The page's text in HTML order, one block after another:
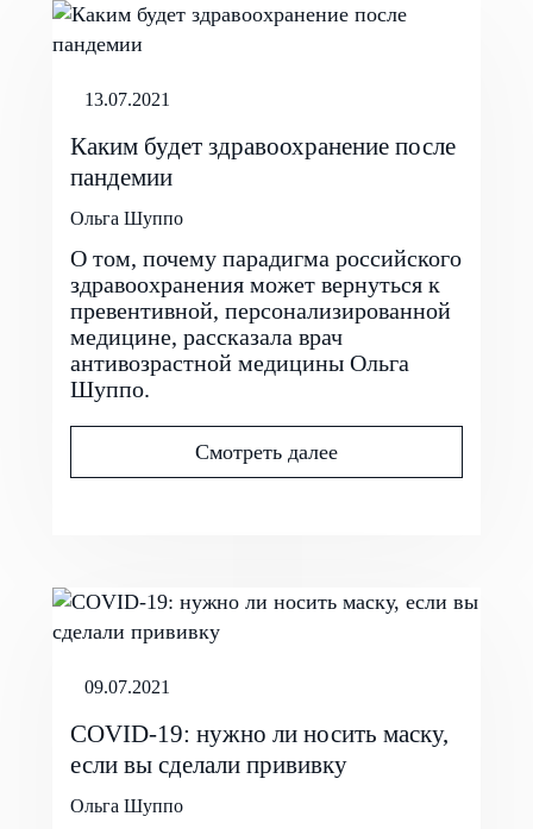
13.07.2021
Каким будет здравоохранение после
пандемии
Ольга Шуппо
О том, почему парадигма российского
здравоохранения может вернуться к
превентивной, персонализированной
медицине, рассказала врач
антивозрастной медицины Ольга
Шуппо.
Смотреть далее
09.07.2021
COVID-19: нужно ли носить маску,
если вы сделали прививку
Ольга Шуппо